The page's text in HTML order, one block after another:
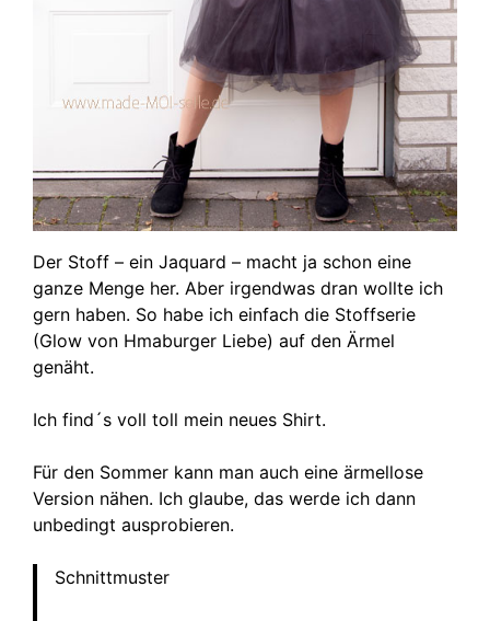
Der Stoff – ein Jaquard – macht ja schon eine
ganze Menge her. Aber irgendwas dran wollte ich
gern haben. So habe ich einfach die Stoffserie
(Glow von Hmaburger Liebe) auf den Ärmel
genäht.
Ich find´s voll toll mein neues Shirt.
Für den Sommer kann man auch eine ärmellose
Version nähen. Ich glaube, das werde ich dann
unbedingt ausprobieren.
Schnittmuster